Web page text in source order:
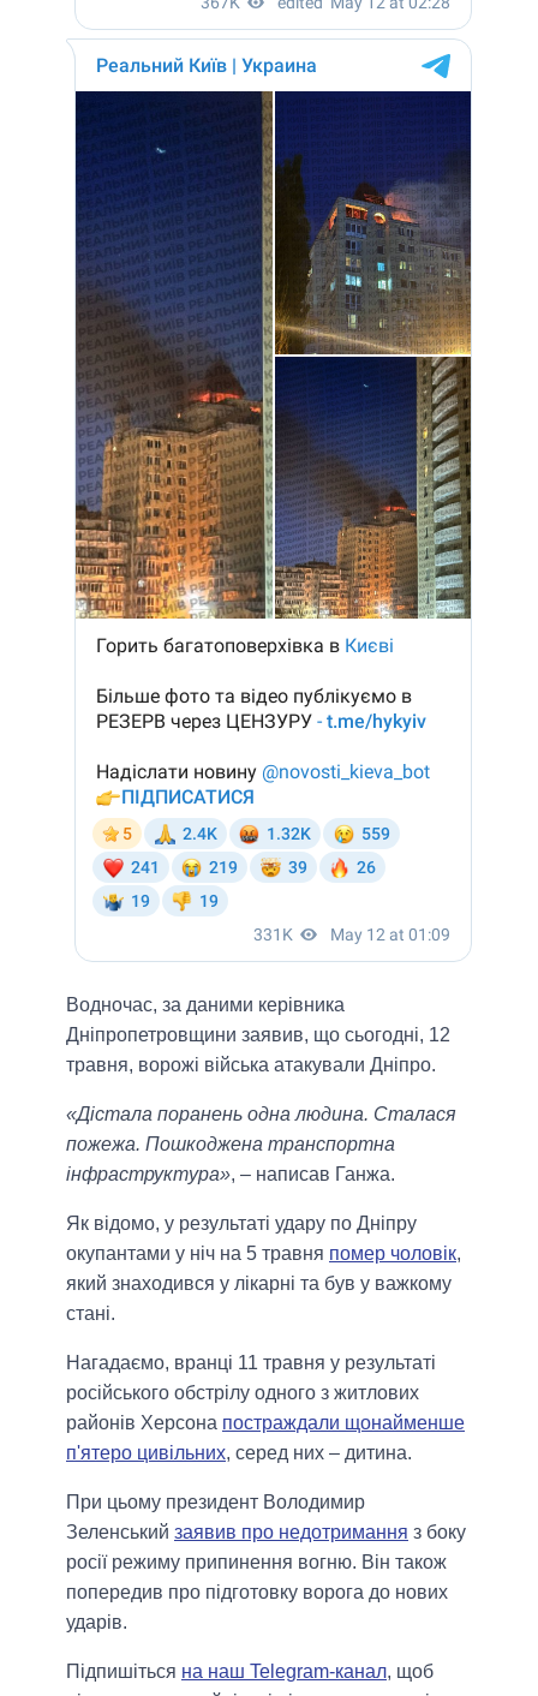
Водночас, за даними керівника
Дніпропетровщини заявив, що сьогодні, 12
травня, ворожі війська атакували Дніпро.
«Дістала поранень одна людина. Сталася
пожежа. Пошкоджена транспортна
інфраструктура», – написав Ганжа.
Як відомо, у результаті удару по Дніпру
окупантами у ніч на 5 травня помер чоловік,
який знаходився у лікарні та був у важкому
стані.
Нагадаємо, вранці 11 травня у результаті
російського обстрілу одного з житлових
районів Херсона постраждали щонайменше
п'ятеро цивільних, серед них – дитина.
При цьому президент Володимир
Зеленський заявив про недотримання з боку
росії режиму припинення вогню. Він також
попередив про підготовку ворога до нових
ударів.
Підпишіться на наш Telegram-канал, щоб